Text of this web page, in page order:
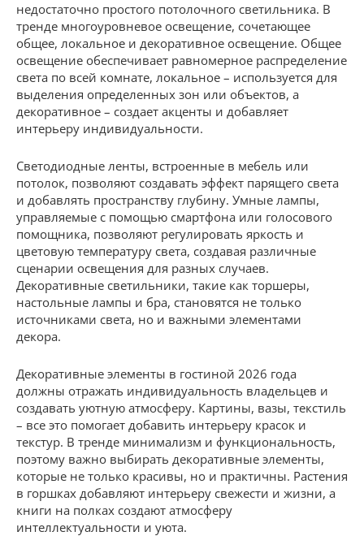
недостаточно простого потолочного светильника. В
тренде многоуровневое освещение, сочетающее
общее, локальное и декоративное освещение. Общее
освещение обеспечивает равномерное распределение
света по всей комнате, локальное – используется для
выделения определенных зон или объектов, а
декоративное – создает акценты и добавляет
интерьеру индивидуальности.
Светодиодные ленты, встроенные в мебель или
потолок, позволяют создавать эффект парящего света
и добавлять пространству глубину. Умные лампы,
управляемые с помощью смартфона или голосового
помощника, позволяют регулировать яркость и
цветовую температуру света, создавая различные
сценарии освещения для разных случаев.
Декоративные светильники, такие как торшеры,
настольные лампы и бра, становятся не только
источниками света, но и важными элементами
декора.
Декоративные элементы в гостиной 2026 года
должны отражать индивидуальность владельцев и
создавать уютную атмосферу. Картины, вазы, текстиль
– все это помогает добавить интерьеру красок и
текстур. В тренде минимализм и функциональность,
поэтому важно выбирать декоративные элементы,
которые не только красивы, но и практичны. Растения
в горшках добавляют интерьеру свежести и жизни, а
книги на полках создают атмосферу
интеллектуальности и уюта.